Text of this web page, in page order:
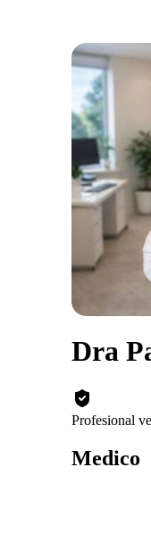
Dra
Profesional
Medico